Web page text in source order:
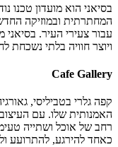
בסיאני הוא מועדון טכנו
המחתרתית ובמוזיקה
עבור צעירי העיר. בסיאני
ויוצר חוויה בלתי נשכחת
Cafe Gallery
קפה גלרי בטביליסי,
האמנותית שלו. עם העיצוב
רחב של אוכל ושתייה
כאחד להירגע, להתרועע